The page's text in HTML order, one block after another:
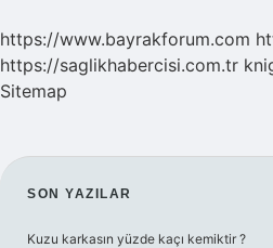
https://www.bayrakforum.com
https://saglikhabercisi.com.tr
Sitemap
SIDEBAR
SON YAZILAR
Kuzu karkasın yüzde kaçı kemiktir ?